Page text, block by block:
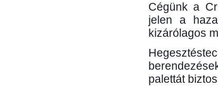
Cégünk a
jelen a
kizárólagos
palettát